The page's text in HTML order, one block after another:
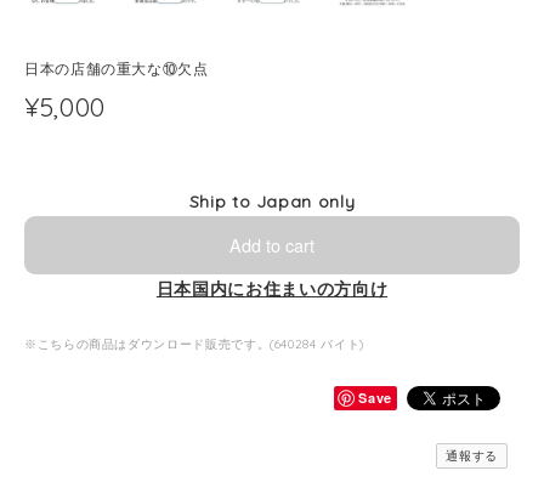
日本の店舗の重大な⑩欠点
¥5,000
Ship to Japan only
Add to cart
日本国内にお住まいの方向け
※こちらの商品はダウンロード販売です。(640284 バイト)
Save
通報する